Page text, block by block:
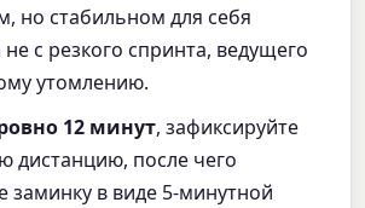
но стабильном для себя
с резкого спринта, ведущего
утомлению.
12 минут, зафиксируйте
дистанцию, после чего
заминку в виде 5-минутной